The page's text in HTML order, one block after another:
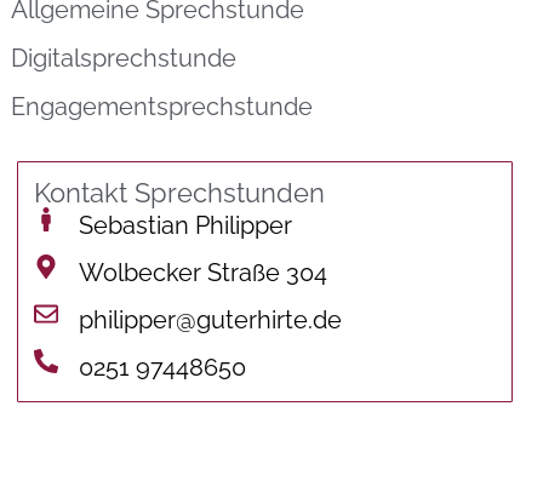
Allgemeine Sprechstunde
Digitalsprechstunde
Engagementsprechstunde
Kontakt Sprechstunden
Sebastian Philipper
Wolbecker Straße 304
philipper@guterhirte.de
0251 97448650